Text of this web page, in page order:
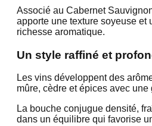
Associé au Cabernet
apporte une texture soyeuse et
richesse aromatique.
Un style raffiné et
Les vins développent des
mûre, cèdre et épices avec une
La bouche conjugue densité,
dans un équilibre qui favorise